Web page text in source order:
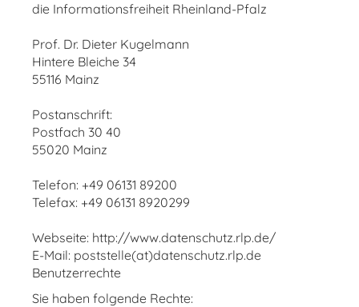
die Informationsfreiheit Rheinland-Pfalz
Prof. Dr. Dieter Kugelmann
Hintere Bleiche 34
55116 Mainz
Postanschrift:
Postfach 30 40
55020 Mainz
Telefon: +49 06131 89200
Telefax: +49 06131 8920299
Webseite: http://www.datenschutz.rlp.de/
E-Mail: poststelle(at)datenschutz.rlp.de
Benutzerrechte
Sie haben folgende Rechte: